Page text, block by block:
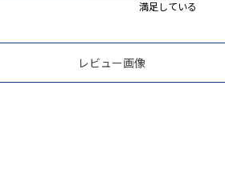
満足している
レビュー画像